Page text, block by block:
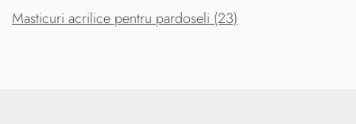
Masticuri acrilice pentru pardoseli (23)